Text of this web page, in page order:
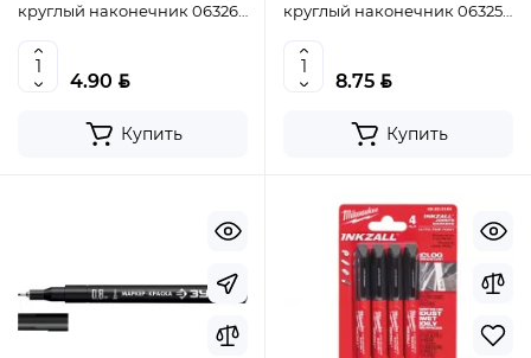
круглый наконечник 06326-
4.90 BYN
Купить
круглый наконечник 06325-
8.75 BYN
Купить